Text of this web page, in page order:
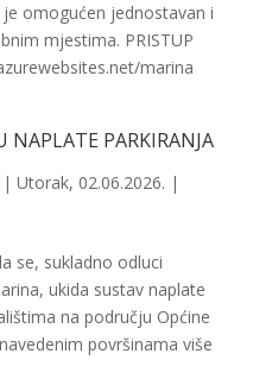
omogućen jednostavan i
mjestima. PRISTUP
marina
NAPLATE PARKIRANJA
Utorak, 02.06.2026. |
se, sukladno odluci
ukida sustav naplate
na području Općine
površinama više